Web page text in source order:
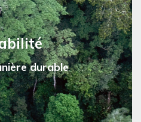
engagement social
et de la formation,
durable.
engagement social >>
durable